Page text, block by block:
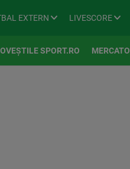
EXTERN LIVESCORE
SPORT.RO